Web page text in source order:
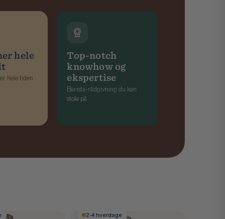
hele
hele tiden
Top-notch
knowhow og
ekspertise
Barista-rådgivning du kan
stole på
2-4 hverdage